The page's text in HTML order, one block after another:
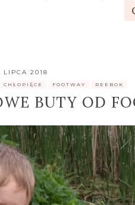
LIPCA 2018
BUTY OD
CHŁOPIĘCE FOOTWAY REEBOK